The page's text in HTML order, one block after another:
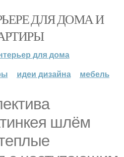
ДЛЯ ДОМА И
для дома
идеи дизайна мебель
шлём